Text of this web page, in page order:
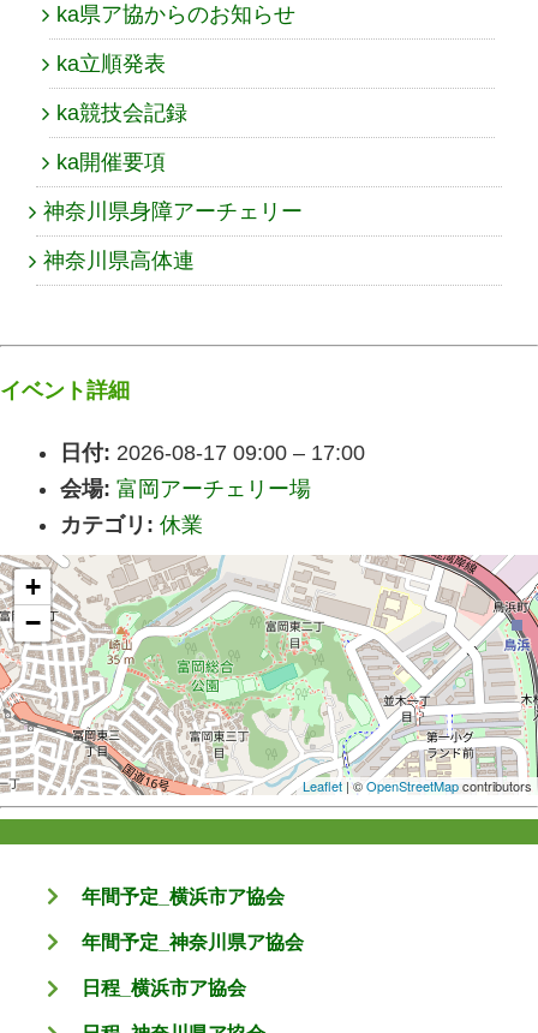
ka県ア協からのお知らせ
ka立順発表
ka競技会記録
ka開催要項
神奈川県身障アーチェリー
神奈川県高体連
イベント詳細
日付: 2026-08-17 09:00 – 17:00
会場: 富岡アーチェリー場
カテゴリ: 休業
+
−
Leaflet | ©OpenStreetMapcontributors
年間予定_横浜市ア協会
年間予定_神奈川県ア協会
日程_横浜市ア協会